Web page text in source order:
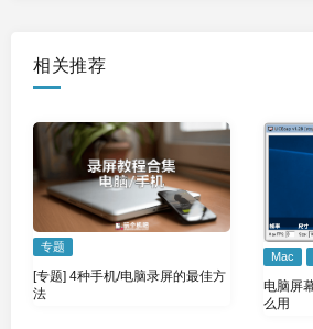
相关推荐
专题
[专题] 4种手机/电脑录屏的最佳方
法
Mac
电脑屏
么用